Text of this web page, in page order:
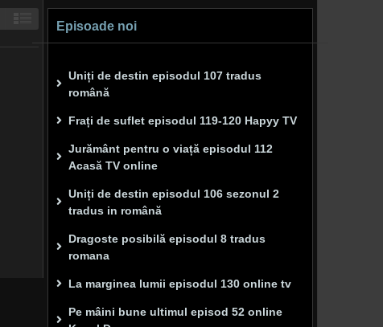
Episoade noi
Uniți de destin episodul 107 tradus
română
Frați de suflet episodul 119-120 Hapyy TV
Jurământ pentru o viață episodul 112
Acasă TV online
Uniți de destin episodul 106 sezonul 2
tradus in română
Dragoste posibilă episodul 8 tradus
romana
La marginea lumii episodul 130 online tv
Pe mâini bune ultimul episod 52 online